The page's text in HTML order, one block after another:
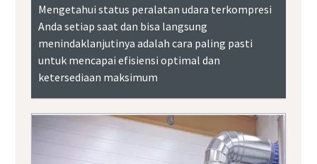
Mengetahui status peralatan udara terkompresi
Anda setiap saat dan bisa langsung
menindaklanjutinya adalah cara paling pasti
untuk mencapai efisiensi optimal dan
ketersediaan maksimum